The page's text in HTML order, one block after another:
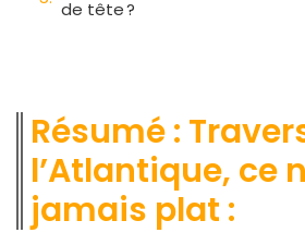
de tête ?
Résumé :
l’Atlantique, ce
jamais plat :